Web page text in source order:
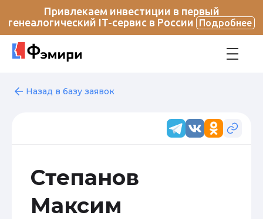
Привлекаем инвестиции в первый
генеалогический IT-сервис в России
Подробнее
Назад в базу заявок
Степанов
Максим